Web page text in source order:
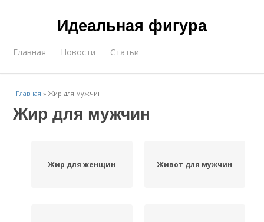
Идеальная фигура
Главная Новости Статьи
Главная »Жир для мужчин
Жир для мужчин
Жир для женщин Живот для мужчин